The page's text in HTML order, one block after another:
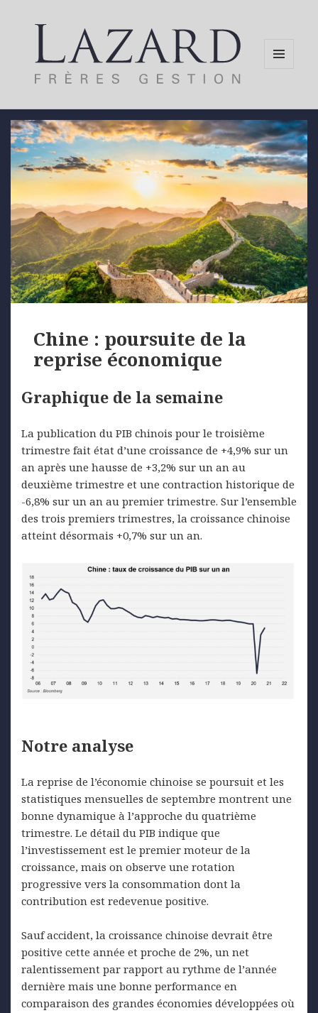
Chine : poursuite de la
reprise économique
Graphique de la semaine
La publication du PIB chinois pour le troisième
trimestre fait état d’une croissance de +4,9% sur un
an après une hausse de +3,2% sur un an au
deuxième trimestre et une contraction historique de
-6,8% sur un an au premier trimestre. Sur l’ensemble
des trois premiers trimestres, la croissance chinoise
atteint désormais +0,7% sur un an.
Notre analyse
La reprise de l’économie chinoise se poursuit et les
statistiques mensuelles de septembre montrent une
bonne dynamique à l’approche du quatrième
trimestre. Le détail du PIB indique que
l’investissement est le premier moteur de la
croissance, mais on observe une rotation
progressive vers la consommation dont la
contribution est redevenue positive.
Sauf accident, la croissance chinoise devrait être
positive cette année et proche de 2%, un net
ralentissement par rapport au rythme de l’année
dernière mais une bonne performance en
comparaison des grandes économies développées où